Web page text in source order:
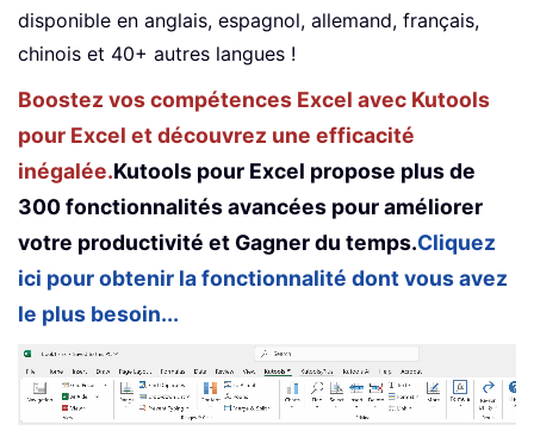
disponible en anglais, espagnol, allemand, français,
chinois et 40+ autres langues !
Boostez vos compétences Excel avec Kutools
pour Excel et découvrez une efficacité
inégalée.Kutools pour Excel propose plus de
300 fonctionnalités avancées pour améliorer
votre productivité et Gagner du temps.Cliquez
ici pour obtenir la fonctionnalité dont vous avez
le plus besoin...